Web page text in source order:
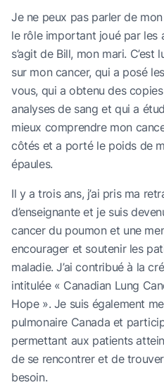
Je ne peux pas parler de
le rôle important joué par les
s’agit de Bill, mon mari.
sur mon cancer, qui a posé
vous, qui a obtenu des
analyses de sang et qui a
mieux comprendre mon
côtés et a porté le poids de
épaules.
Il y a trois ans, j’ai pris ma
d’enseignante et je suis
cancer du poumon et une
encourager et soutenir les
maladie. J’ai contribué à la
intitulée « Canadian Lung
Hope ». Je suis également
pulmonaire Canada et
permettant aux patients
de se rencontrer et de
besoin.